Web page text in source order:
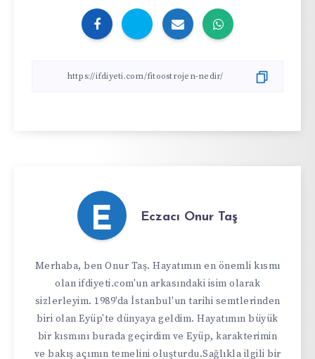
E Eczacı Onur Taş
Merhaba, ben Onur Taş. Hayatımın en önemli kısmı
olan ifdiyeti.com'un arkasındaki isim olarak
sizlerleyim. 1989'da İstanbul'un tarihi semtlerinden
biri olan Eyüp'te dünyaya geldim. Hayatımın büyük
bir kısmını burada geçirdim ve Eyüp, karakterimin
ve bakış açımın temelini oluşturdu.Sağlıkla ilgili bir